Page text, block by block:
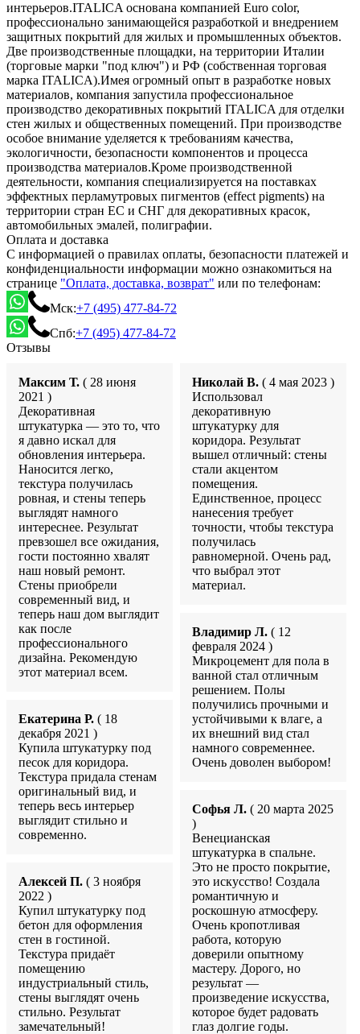
интерьеров.ITALICA основана компанией Euro color,
профессионально занимающейся разработкой и внедрением
защитных покрытий для жилых и промышленных объектов.
Две производственные площадки, на территории Италии
(торговые марки "под ключ") и РФ (собственная торговая
марка ITALICA).Имея огромный опыт в разработке новых
материалов, компания запустила профессиональное
производство декоративных покрытий ITALICA для отделки
стен жилых и общественных помещений. При производстве
особое внимание уделяется к требованиям качества,
экологичности, безопасности компонентов и процесса
производства материалов.Кроме производственной
деятельности, компания специализируется на поставках
эффектных перламутровых пигментов (effect pigments) на
территории стран ЕС и СНГ для декоративных красок,
автомобильных эмалей, полиграфии.
Оплата и доставка
С информацией о правилах оплаты, безопасности платежей и
конфиденциальности информации можно ознакомиться на
странице "Оплата, доставка, возврат" или по телефонам:
Мск:+7 (495) 477-84-72
Спб:+7 (495) 477-84-72
Отзывы
Максим Т. ( 28 июня
2021 )
Декоративная
штукатурка — это то, что
я давно искал для
обновления интерьера.
Наносится легко,
текстура получилась
ровная, и стены теперь
выглядят намного
интереснее. Результат
превзошел все ожидания,
гости постоянно хвалят
наш новый ремонт.
Стены приобрели
современный вид, и
теперь наш дом выглядит
как после
профессионального
дизайна. Рекомендую
этот материал всем.
Екатерина Р. ( 18
декабря 2021 )
Купила штукатурку под
песок для коридора.
Текстура придала стенам
оригинальный вид, и
теперь весь интерьер
выглядит стильно и
современно.
Алексей П. ( 3 ноября
2022 )
Купил штукатурку под
бетон для оформления
стен в гостиной.
Текстура придаёт
помещению
индустриальный стиль,
стены выглядят очень
стильно. Результат
замечательный!
Николай В. ( 4 мая 2023 )
Использовал
декоративную
штукатурку для
коридора. Результат
вышел отличный: стены
стали акцентом
помещения.
Единственное, процесс
нанесения требует
точности, чтобы текстура
получилась
равномерной. Очень рад,
что выбрал этот
материал.
Владимир Л. ( 12
февраля 2024 )
Микроцемент для пола в
ванной стал отличным
решением. Полы
получились прочными и
устойчивыми к влаге, а
их внешний вид стал
намного современнее.
Очень доволен выбором!
Софья Л. ( 20 марта 2025
)
Венецианская
штукатурка в спальне.
Это не просто покрытие,
это искусство! Создала
романтичную и
роскошную атмосферу.
Очень кропотливая
работа, которую
доверили опытному
мастеру. Дорого, но
результат —
произведение искусства,
которое будет радовать
глаз долгие годы.